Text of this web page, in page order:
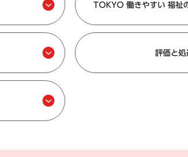
TOKYO 働きやすい 福祉
評価と処